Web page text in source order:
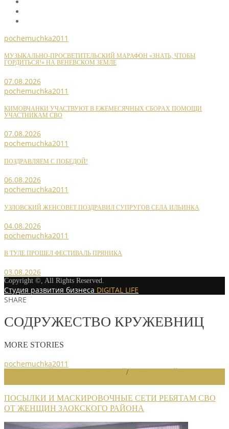
pochemuchka2011
МУЗЫКАЛЬНО-ПРОСВЕТИТЕЛЬСКИЙ МАРАФОН «ЗНАТЬ, ЧТОБЫ
ГОРДИТЬСЯ!» НА ВЕНЕВСКОМ ЗЕМЛЕ
07.08.2026
pochemuchka2011
КИМОВЧАНКИ УЧАСТВУЮТ В ЕЖЕМЕСЯЧНЫХ СБОРАХ ПОМОЩИ
УЧАСТНИКАМ СВО
07.08.2026
pochemuchka2011
ПОЗДРАВЛЯЕМ С ПОБЕДОЙ!
06.08.2026
pochemuchka2011
УЗЛОВСКИЙ ЖЕНСОВЕТ ПОЗДРАВИЛ СУПРУГОВ СЕЛА ИЛЬИНКА
04.08.2026
pochemuchka2011
В ТУЛЕ ПРОШЕЛ ФЕСТИВАЛЬ ПРЯНИКА
03.08.2026
Copyright ©, All Rights Reserved.
Студия развития бизнеса DIGITAL LIFE
SHARE
СОДРУЖЕСТВО КРУЖЕВНИЦ
MORE STORIES
pochemuchka2011
/
ПОСЫЛКИ И МАСКИРОВОЧНЫЕ СЕТИ РЕБЯТАМ СВО
ОТ ЖЕНЩИН ЗАОКСКОГО РАЙОНА